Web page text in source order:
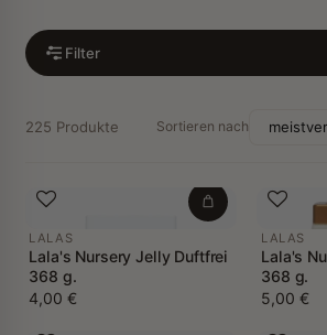
Filter
225 Produkte Sortieren nach
LALAS
Lala's Nursery Jelly Duftfrei
368 g.
4,00 €
LALAS
Lala's
368 g.
5,00 €